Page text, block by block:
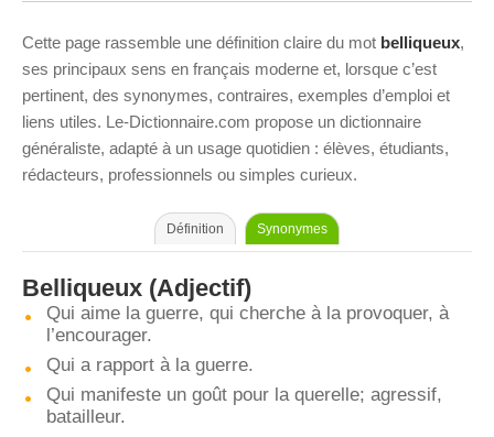
Cette page rassemble une définition claire du mot belliqueux,
ses principaux sens en français moderne et, lorsque c’est
pertinent, des synonymes, contraires, exemples d’emploi et
liens utiles. Le-Dictionnaire.com propose un dictionnaire
généraliste, adapté à un usage quotidien : élèves, étudiants,
rédacteurs, professionnels ou simples curieux.
Définition Synonymes
Belliqueux (Adjectif)
Qui aime la guerre, qui cherche à la provoquer, à
l’encourager.
Qui a rapport à la guerre.
Qui manifeste un goût pour la querelle; agressif,
batailleur.